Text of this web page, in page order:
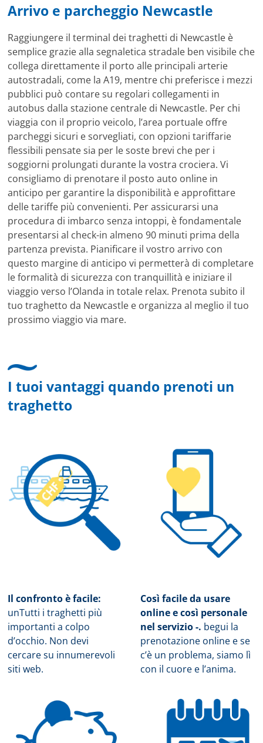
Arrivo e parcheggio Newcastle
Raggiungere il terminal dei traghetti di Newcastle è
semplice grazie alla segnaletica stradale ben visibile che
collega direttamente il porto alle principali arterie
autostradali, come la A19, mentre chi preferisce i mezzi
pubblici può contare su regolari collegamenti in
autobus dalla stazione centrale di Newcastle. Per chi
viaggia con il proprio veicolo, l’area portuale offre
parcheggi sicuri e sorvegliati, con opzioni tariffarie
flessibili pensate sia per le soste brevi che per i
soggiorni prolungati durante la vostra crociera. Vi
consigliamo di prenotare il posto auto online in
anticipo per garantire la disponibilità e approfittare
delle tariffe più convenienti. Per assicurarsi una
procedura di imbarco senza intoppi, è fondamentale
presentarsi al check-in almeno 90 minuti prima della
partenza prevista. Pianificare il vostro arrivo con
questo margine di anticipo vi permetterà di completare
le formalità di sicurezza con tranquillità e iniziare il
viaggio verso l’Olanda in totale relax. Prenota subito il
tuo traghetto da Newcastle e organizza al meglio il tuo
prossimo viaggio via mare.
I tuoi vantaggi quando prenoti un
traghetto
Il confronto è facile:
unTutti i traghetti più
importanti a colpo
d’occhio. Non devi
cercare su innumerevoli
siti web.
Così facile da usare
online e così personale
nel servizio -. begui la
prenotazione online e se
c’è un problema, siamo lì
con il cuore e l’anima.